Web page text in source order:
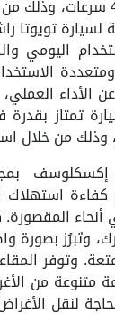
الأبعاد
اليومي
الأداء
5.2 متر، فإن
وذلك من خلال
إكسكلوسف
ماءموزعة في
وتَبرُز
وتوفر
متنوعة من
الحاجة لنقل